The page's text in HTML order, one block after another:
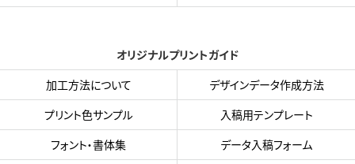
オリジナルプリントガイド
加工方法について
デザインデータ作成方法
プリント色サンプル
入稿用テンプレート
フォント・書体集
データ入稿フォーム